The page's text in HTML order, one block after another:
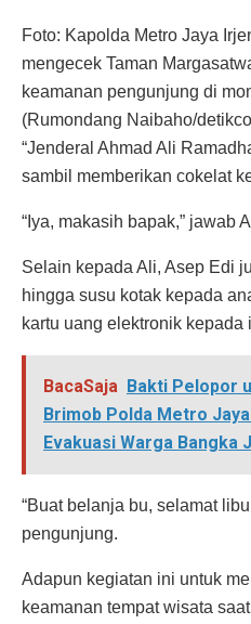
Foto: Kapolda Metro Jaya
mengecek Taman
keamanan pengunjung di
(Rumondang Naibaho/
“Jenderal Ahmad Ali
sambil memberikan cokelat
“Iya, makasih bapak,” jawab
Selain kepada Ali, Asep Edi
hingga susu kotak kepada
kartu uang elektronik kepada
BacaSaja Bakti Pelopor
Brimob Polda Metro
Evakuasi Warga Bangka
“Buat belanja bu, selamat
pengunjung.
Adapun kegiatan ini untuk
keamanan tempat wisata